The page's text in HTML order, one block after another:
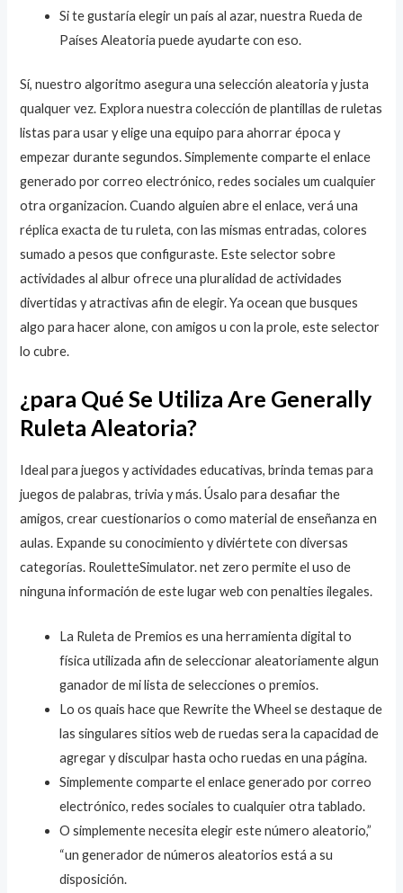
Si te gustaría elegir un país al azar, nuestra Rueda de
Países Aleatoria puede ayudarte con eso.
Sí, nuestro algoritmo asegura una selección aleatoria y justa
qualquer vez. Explora nuestra colección de plantillas de ruletas
listas para usar y elige una equipo para ahorrar época y
empezar durante segundos. Simplemente comparte el enlace
generado por correo electrónico, redes sociales um cualquier
otra organizacion. Cuando alguien abre el enlace, verá una
réplica exacta de tu ruleta, con las mismas entradas, colores
sumado a pesos que configuraste. Este selector sobre
actividades al albur ofrece una pluralidad de actividades
divertidas y atractivas afin de elegir. Ya ocean que busques
algo para hacer alone, con amigos u con la prole, este selector
lo cubre.
¿para Qué Se Utiliza Are Generally
Ruleta Aleatoria?
Ideal para juegos y actividades educativas, brinda temas para
juegos de palabras, trivia y más. Úsalo para desafiar the
amigos, crear cuestionarios o como material de enseñanza en
aulas. Expande su conocimiento y diviértete con diversas
categorías. RouletteSimulator. net zero permite el uso de
ninguna información de este lugar web con penalties ilegales.
La Ruleta de Premios es una herramienta digital to
física utilizada afin de seleccionar aleatoriamente algun
ganador de mi lista de selecciones o premios.
Lo os quais hace que Rewrite the Wheel se destaque de
las singulares sitios web de ruedas sera la capacidad de
agregar y disculpar hasta ocho ruedas en una página.
Simplemente comparte el enlace generado por correo
electrónico, redes sociales to cualquier otra tablado.
O simplemente necesita elegir este número aleatorio,”
“un generador de números aleatorios está a su
disposición.